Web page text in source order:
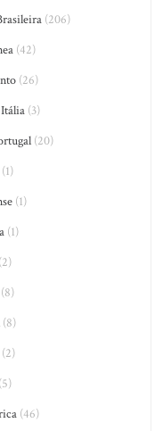
(206)
(42)
(26)
(3)
(20)
(1)
(1)
(8)
(2)
(5)
(46)